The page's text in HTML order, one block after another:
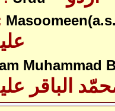
Muhammad
الباقر